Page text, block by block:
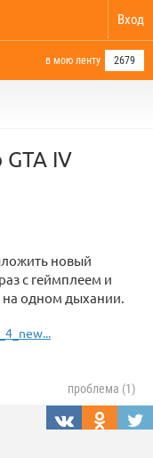
Вход
в мою ленту 2679
IV
новый
с геймплеем и
на одном дыхании.
проблема (1)